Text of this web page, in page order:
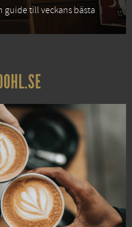
guide till veckans bästa